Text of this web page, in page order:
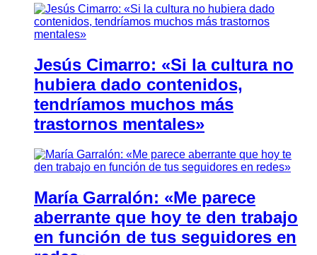
Jesús Cimarro: «Si la cultura no
hubiera dado contenidos,
tendríamos muchos más
trastornos mentales»
María Garralón: «Me parece
aberrante que hoy te den trabajo
en función de tus seguidores en